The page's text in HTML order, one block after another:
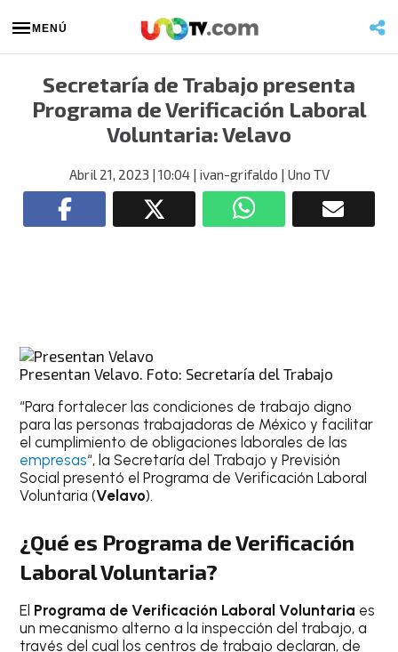
MENÚ
Secretaría de Trabajo presenta
Programa de Verificación Laboral
Voluntaria: Velavo
Abril 21, 2023 | 10:04| ivan-grifaldo | Uno TV
Presentan Velavo. Foto: Secretaría del Trabajo
“Para fortalecer las condiciones de trabajo digno
para las personas trabajadoras de México y facilitar
el cumplimiento de obligaciones laborales de las
empresas“, la Secretaría del Trabajo y Previsión
Social presentó el Programa de Verificación Laboral
Voluntaria (Velavo).
¿Qué es Programa de Verificación
Laboral Voluntaria?
El Programa de Verificación Laboral Voluntaria es
un mecanismo alterno a la inspección del trabajo, a
través del cual los centros de trabajo declaran, de